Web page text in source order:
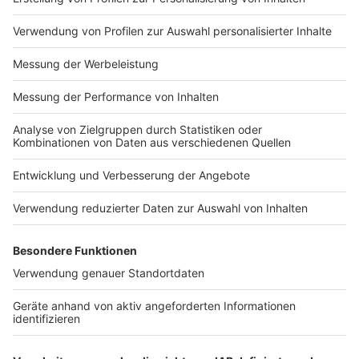
Weitere Infos und Links zum Thema
Anzeige
Die Wahlprogramme im Überblick
Hier geht es zum Wahlprogramm der Grünen
Hier geht es zum Wahlprogramm der FDP
Hier geht es zum Wahlprogramm der CDU
Hier geht es zum Wahlprogramm der SPD
Hier geht es zum Wahlprogramm der AfD